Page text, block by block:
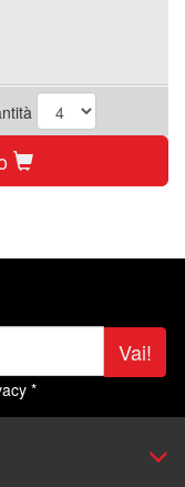
Vai!
*